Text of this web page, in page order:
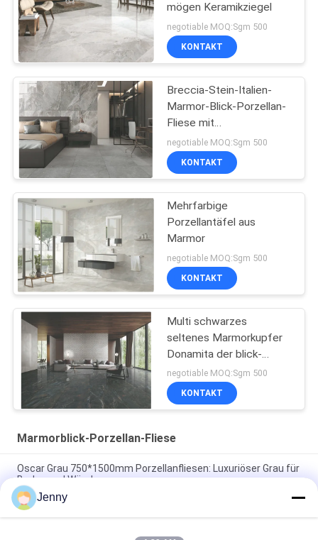
mögen Keramikziegel
negotiable MOQ:Sgm 500
KONTAKT
Breccia-Stein-Italien-
Marmor-Blick-Porzellan-
Fliese mit
Polier-/Mattoberfläche
negotiable MOQ:Sgm 500
KONTAKT
Mehrfarbige
Porzellantäfel aus
Marmor
negotiable MOQ:Sgm 500
KONTAKT
Multi schwarzes
seltenes Marmorkupfer
Donamita der blick-
Porzellan-Fliesen-
Größen-24x48
negotiable MOQ:Sgm 500
KONTAKT
Marmorblick-Porzellan-Fliese
Oscar Grau 750*1500mm Porzellanfliesen: Luxuriöser Grau für
Boden und Wände
Grüne Porzellanfliesen: 750*1500 mm, 9,5 mm dick, Marmor-
ähnliche Oberfläche
Jenny